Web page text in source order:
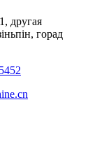
другая
горад